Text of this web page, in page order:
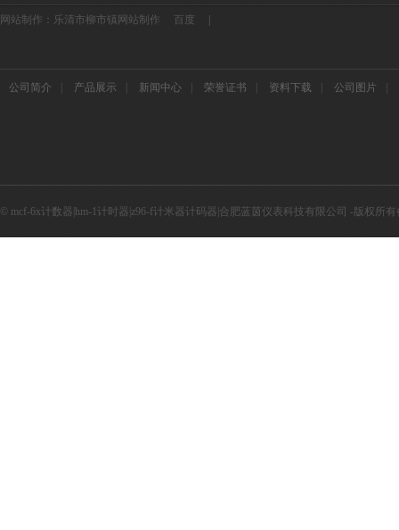
网站制作：乐清市柳市镇网站制作 百度
公司简介 产品展示 新闻中心 荣誉证书 资料下载 公司图片
© mcf-6x计数器|hm-1计时器|z96-f计米器计码器|合肥蓝茵仪表科技有限公司 -版权所有